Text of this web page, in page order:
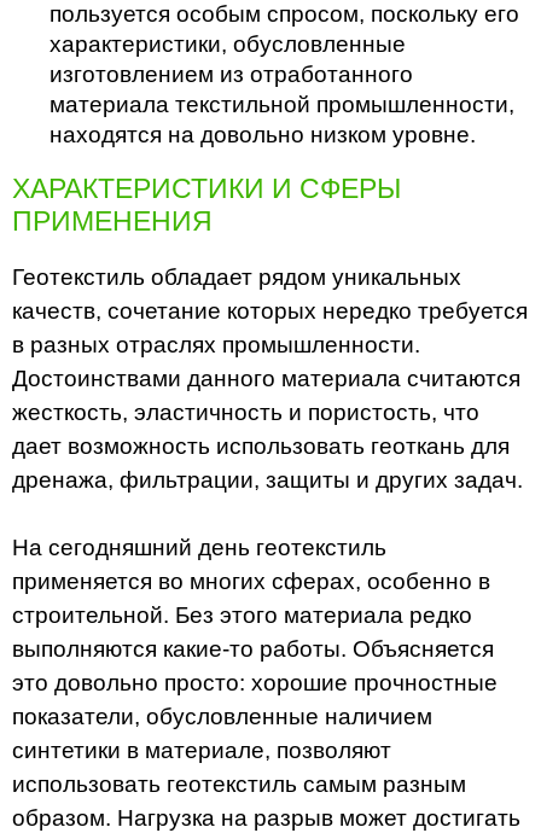
пользуется особым спросом, поскольку его
характеристики, обусловленные
изготовлением из отработанного
материала текстильной промышленности,
находятся на довольно низком уровне.
ХАРАКТЕРИСТИКИ И СФЕРЫ
ПРИМЕНЕНИЯ
Геотекстиль обладает рядом уникальных
качеств, сочетание которых нередко требуется
в разных отраслях промышленности.
Достоинствами данного материала считаются
жесткость, эластичность и пористость, что
дает возможность использовать геоткань для
дренажа, фильтрации, защиты и других задач.
На сегодняшний день геотекстиль
применяется во многих сферах, особенно в
строительной. Без этого материала редко
выполняются какие-то работы. Объясняется
это довольно просто: хорошие прочностные
показатели, обусловленные наличием
синтетики в материале, позволяют
использовать геотекстиль самым разным
образом. Нагрузка на разрыв может достигать